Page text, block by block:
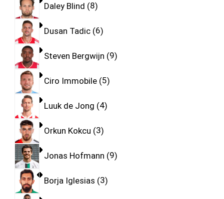
Daley Blind 8
Dusan Tadic 6
Steven Bergwijn 9
Ciro Immobile 5
Luuk de Jong 4
Orkun Kokcu 3
Jonas Hofmann 9
Borja Iglesias 3